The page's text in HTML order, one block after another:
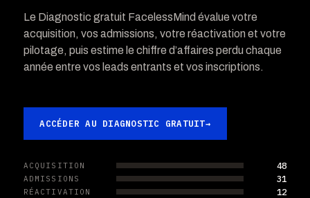
Le Diagnostic gratuit FacelessMind évalue votre
acquisition, vos admissions, votre réactivation et votre
pilotage, puis estime le chiffre d’affaires perdu chaque
année entre vos leads entrants et vos inscriptions.
ACCÉDER AU DIAGNOSTIC GRATUIT→
ACQUISITION 48
ADMISSIONS 31
RÉACTIVATION 12